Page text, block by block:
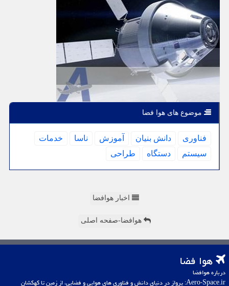
موضوع های هوا فضا
فناوری دانش بنیان آموزش ناسا
خدمات
سیستم
دستگاه طراحی
اخبار هوافضا
هوافضا-صفحه اصلی
هوا فضا
درباره هوافضا
Aero-Space.ir: پرواز در دنیای دانش و فناوری های هوایی و فضایی، از زمین تا کهکشان